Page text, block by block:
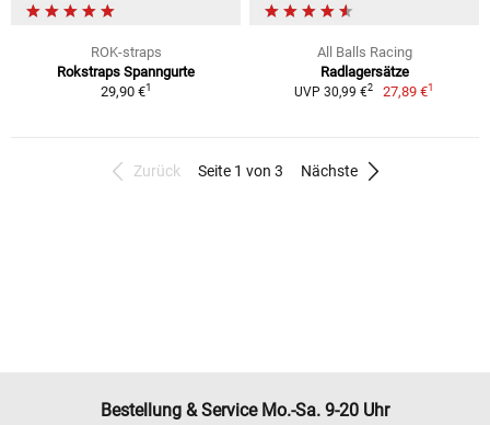
ROK-straps
Rokstraps Spanngurte
29,90 €1
All Balls Racing
Radlagersätze
UVP 30,99 €2 27,89 €1
Zurück Seite 1 von 3 Nächste
Bestellung & Service Mo.-Sa. 9-20 Uhr